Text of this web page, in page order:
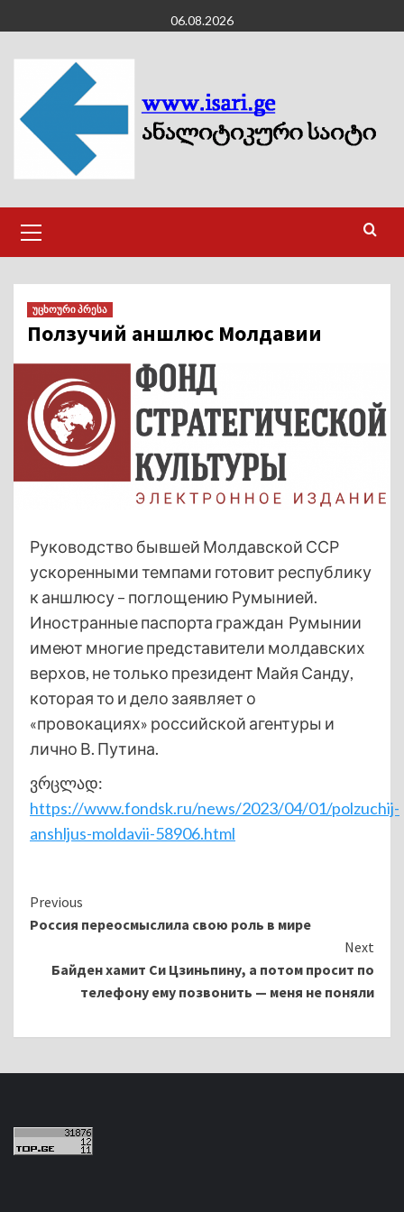
to
content
06.08.2026
Menu
უცხოური პრესა
Ползучий аншлюс Молдавии
Руководство бывшей Молдавской ССР
ускоренными темпами готовит республику
к аншлюсу – поглощению Румынией.
Иностранные паспорта граждан Румынии
имеют многие представители молдавских
верхов, не только президент Майя Санду,
которая то и дело заявляет о
«провокациях» российской агентуры и
лично В. Путина.
ვრცლად:
https://www.fondsk.ru/news/2023/04/01/polzuchij-
anshljus-moldavii-58906.html
Continue
Reading
Previous
Россия переосмыслила свою роль в мире
Next
Байден хамит Си Цзиньпину, а потом просит по
телефону ему позвонить — меня не поняли